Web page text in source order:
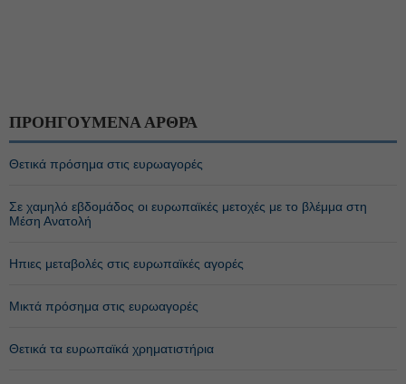
ΠΡΟΗΓΟΥΜΕΝΑ ΑΡΘΡΑ
Θετικά πρόσημα στις ευρωαγορές
Σε χαμηλό εβδομάδος οι ευρωπαϊκές μετοχές με το βλέμμα στη
Μέση Ανατολή
Ηπιες μεταβολές στις ευρωπαϊκές αγορές
Μικτά πρόσημα στις ευρωαγορές
Θετικά τα ευρωπαϊκά χρηματιστήρια